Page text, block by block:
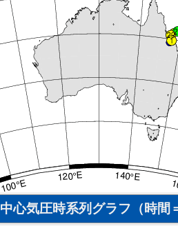
中心気圧時系列グラフ（時間